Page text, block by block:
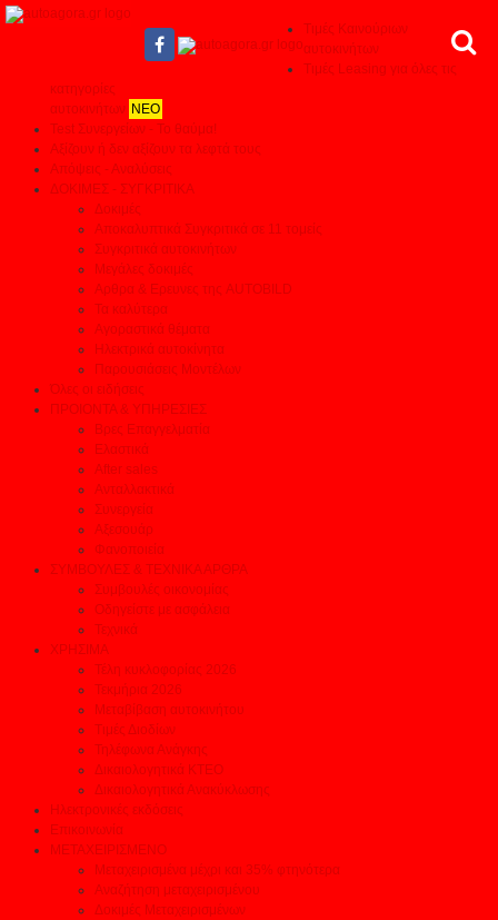
Τιμές Καινούριων
αυτοκινήτων
Τιμές Leasing για όλες τις
κατηγορίες
αυτοκινήτων ΝΕΟ
Test Συνεργείων - Το θαύμα!
Αξίζουν ή δεν αξίζουν τα λεφτά τους
Απόψεις - Αναλύσεις
ΔΟΚΙΜΕΣ - ΣΥΓΚΡΙΤΙΚΑ
Δοκιμές
Αποκαλυπτικά Συγκριτικά σε 11 τομείς
Συγκριτικά αυτοκινήτων
Μεγάλες δοκιμές
Αρθρα & Ερευνες της AUTOBILD
Τα καλύτερα
Αγοραστικά θέματα
Ηλεκτρικά αυτοκίνητα
Παρουσιάσεις Μοντέλων
Όλες οι ειδήσεις
ΠΡΟΙΟΝΤΑ & ΥΠΗΡΕΣΙΕΣ
Βρες Επαγγελματία
Ελαστικά
After sales
Ανταλλακτικά
Συνεργεία
Αξεσουάρ
Φανοποιεία
ΣΥΜΒΟΥΛΕΣ & ΤΕΧΝΙΚΑ ΑΡΘΡΑ
Συμβουλές οικονομίας
Οδηγείστε με ασφάλεια
Τεχνικά
ΧΡΗΣΙΜΑ
Τέλη κυκλοφορίας 2026
Τεκμήρια 2026
Μεταβίβαση αυτοκινήτου
Τιμές Διοδίων
Τηλέφωνα Ανάγκης
Δικαιολογητικά ΚΤΕΟ
Δικαιολογητικά Ανακύκλωσης
Ηλεκτρονικές εκδόσεις
Επικοινωνία
ΜΕΤΑΧΕΙΡΙΣΜΕΝΟ
Μεταχειρισμένα μέχρι και 35% φτηνότερα
Αναζήτηση μεταχειρισμένου
Δοκιμές Μεταχειρισμένων